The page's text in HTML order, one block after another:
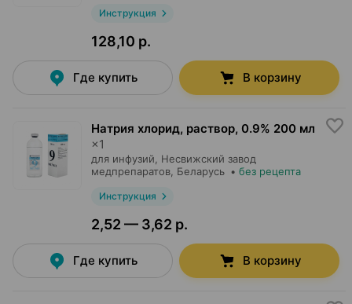
Инструкция
128,10 р.
Где купить В корзину
Натрия хлорид, раствор, 0.9% 200 мл
×1
для инфузий, Несвижский завод
медпрепаратов, Беларусь • без рецепта
Инструкция
2,52 — 3,62 р.
Где купить В корзину